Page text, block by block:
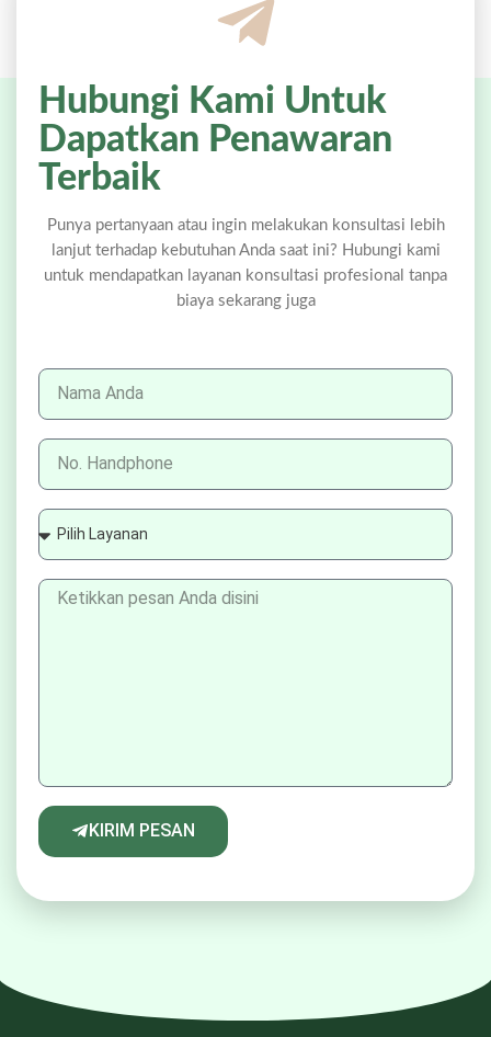
KIRIM PESAN
Hubungi Kami Untuk
Dapatkan Penawaran
Terbaik
Punya pertanyaan atau ingin melakukan konsultasi lebih
lanjut terhadap kebutuhan Anda saat ini? Hubungi kami
untuk mendapatkan layanan konsultasi profesional tanpa
biaya sekarang juga